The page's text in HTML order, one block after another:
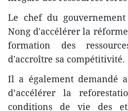
Le chef du
Nong d'accélérer la
formation des
d'accroître sa compétitivité.
Il a également demandé
d’accélérer la
conditions de vie des